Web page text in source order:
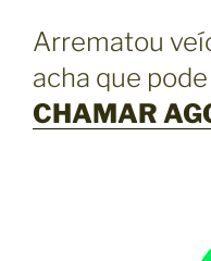
Arrematou
acha que
CHAMAR